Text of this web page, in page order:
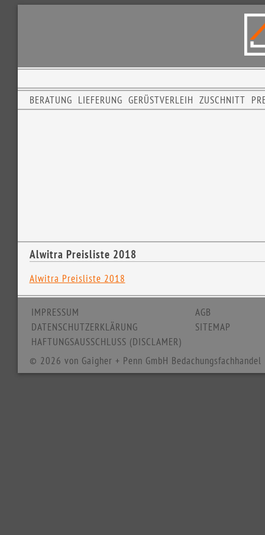
ZUSCHNITT
GERÜSTVERLEIH
LIEFERUNG
BERATUNG
Alwitra Preisliste 2018
Alwitra Preisliste 2018
IMPRESSUM
DATENSCHUTZERKLÄRUNG
HAFTUNGSAUSSCHLUSS (DISCLAMER)
AGB
SITEMAP
© 2026 von Gaigher + Penn GmbH Bedachungsfachhandel